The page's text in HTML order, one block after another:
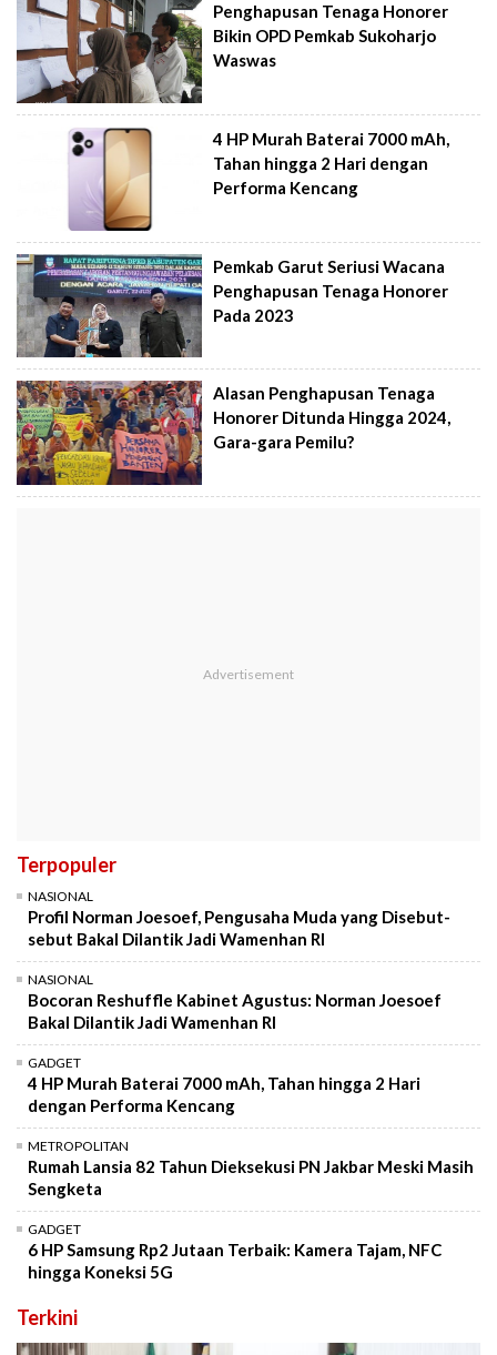
Penghapusan Tenaga Honorer
Bikin OPD Pemkab Sukoharjo
Waswas
4 HP Murah Baterai 7000 mAh,
Tahan hingga 2 Hari dengan
Performa Kencang
Pemkab Garut Seriusi Wacana
Penghapusan Tenaga Honorer
Pada 2023
Alasan Penghapusan Tenaga
Honorer Ditunda Hingga 2024,
Gara-gara Pemilu?
Terpopuler
NASIONAL
Profil Norman Joesoef, Pengusaha Muda yang Disebut-
sebut Bakal Dilantik Jadi Wamenhan RI
NASIONAL
Bocoran Reshuffle Kabinet Agustus: Norman Joesoef
Bakal Dilantik Jadi Wamenhan RI
GADGET
4 HP Murah Baterai 7000 mAh, Tahan hingga 2 Hari
dengan Performa Kencang
METROPOLITAN
Rumah Lansia 82 Tahun Dieksekusi PN Jakbar Meski Masih
Sengketa
GADGET
6 HP Samsung Rp2 Jutaan Terbaik: Kamera Tajam, NFC
hingga Koneksi 5G
Terkini